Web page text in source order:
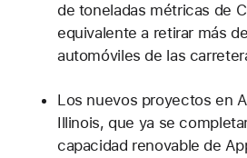
de toneladas métricas de
equivalente a retirar más
automóviles de las
Los nuevos proyectos en
Illinois, que ya se
capacidad renovable de